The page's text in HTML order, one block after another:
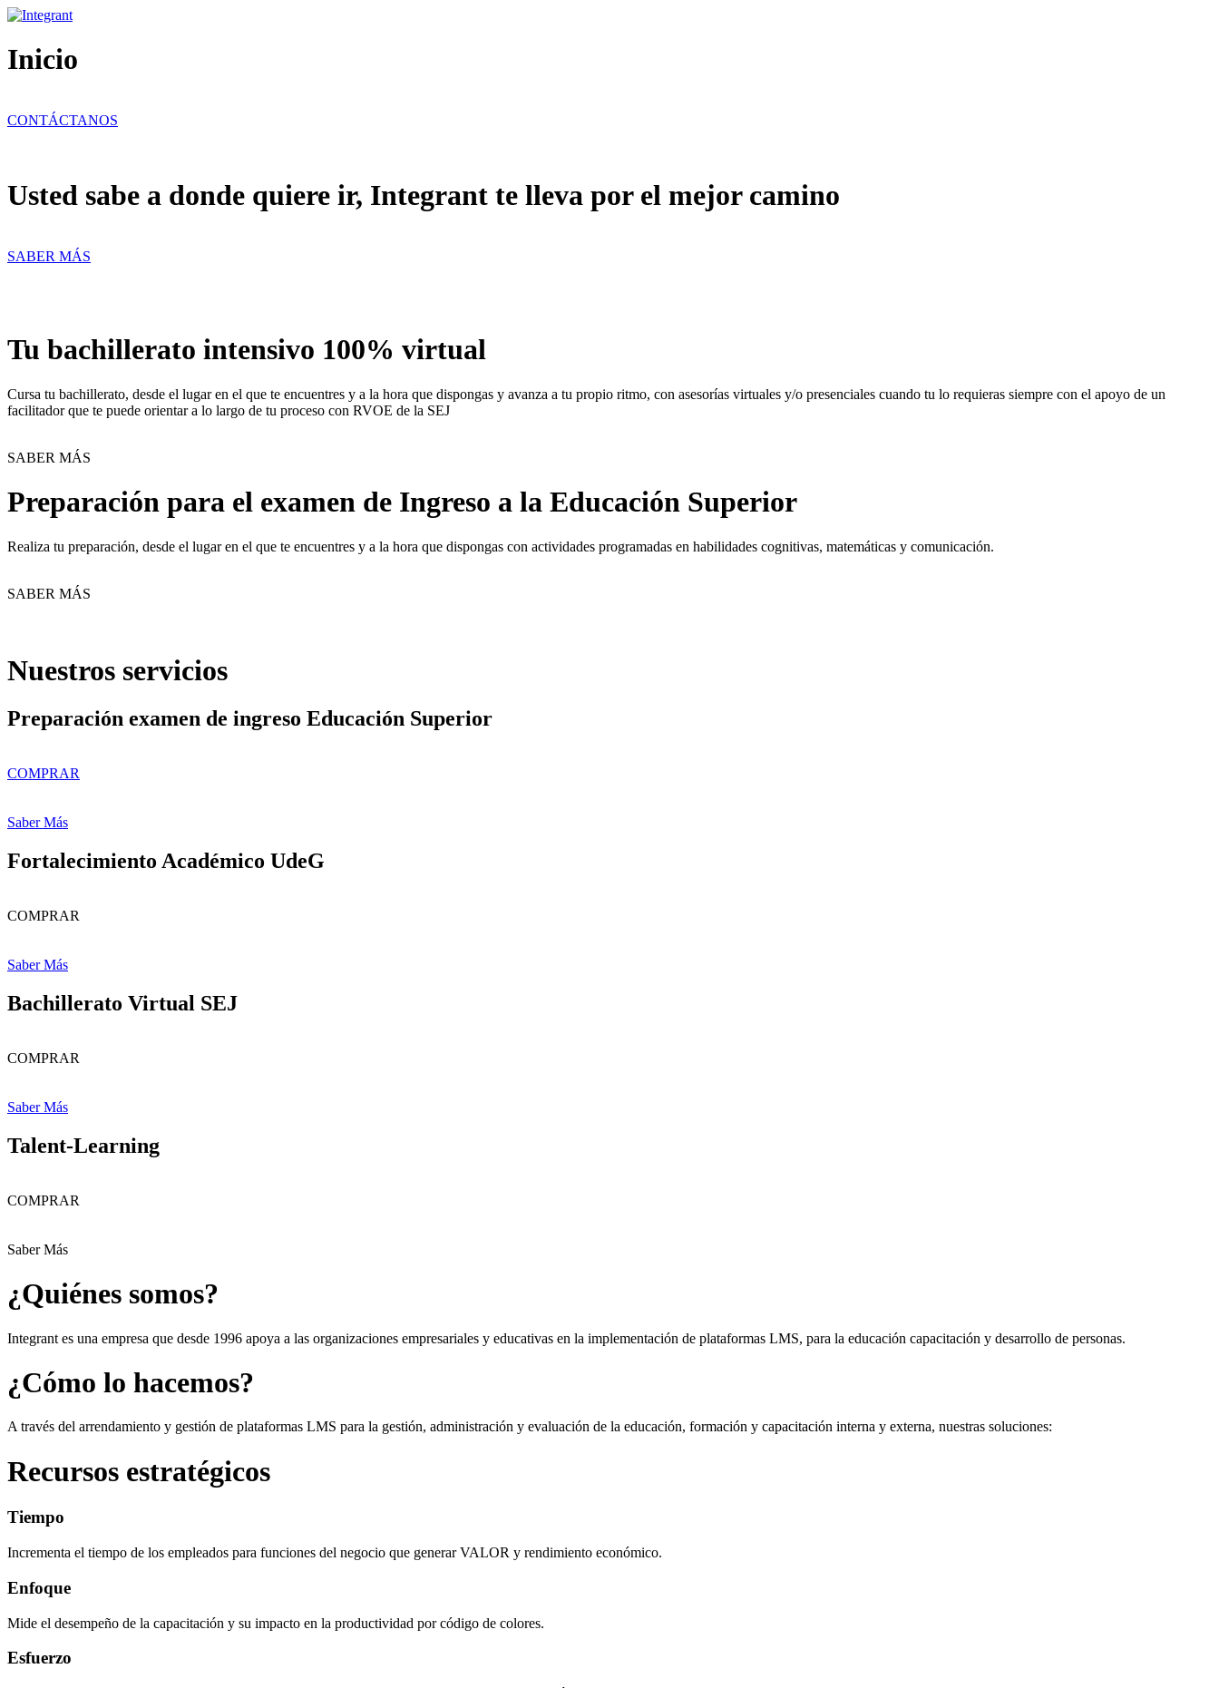
Ir
contenido
Inicio
CONTÁCTANOS
Usted sabe a donde quiere ir, Integrant te lleva por el mejor camino
SABER MÁS
Tu bachillerato intensivo 100% virtual
Cursa tu bachillerato, desde el lugar en el que te encuentres y a la hora que dispongas y avanza a tu propio ritmo, con asesorías virtuales y/o presenciales cuando tu lo requieras siempre con el apoyo de un
facilitador que te puede orientar a lo largo de tu proceso con RVOE de la SEJ
SABER MÁS
Preparación para el examen de Ingreso a la Educación Superior
Realiza tu preparación, desde el lugar en el que te encuentres y a la hora que dispongas con actividades programadas en habilidades cognitivas, matemáticas y comunicación.
SABER MÁS
Nuestros servicios
Preparación examen de ingreso Educación Superior
COMPRAR
Saber Más
Fortalecimiento Académico UdeG
COMPRAR
Saber Más
Bachillerato Virtual SEJ
COMPRAR
Saber Más
Talent-Learning
COMPRAR
Saber Más
¿Quiénes somos?
Integrant es una empresa que desde 1996 apoya a las organizaciones empresariales y educativas en la implementación de plataformas LMS, para la educación capacitación y desarrollo de personas.
¿Cómo lo hacemos?
A través del arrendamiento y gestión de plataformas LMS para la gestión, administración y evaluación de la educación, formación y capacitación interna y externa, nuestras soluciones:
Recursos estratégicos
Tiempo
Incrementa el tiempo de los empleados para funciones del negocio que generar VALOR y rendimiento económico.
Enfoque
Mide el desempeño de la capacitación y su impacto en la productividad por código de colores.
Esfuerzo